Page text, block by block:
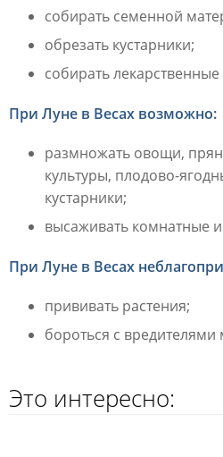
собирать семенной
обрезать кустарники;
собирать
При Луне в Весах возможно:
размножать овощи,
культуры, плодово-
кустарники;
высаживать комнатные
При Луне в Весах
прививать растения;
бороться с
Это интересно: